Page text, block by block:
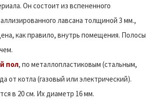
Он состоит из вспененного
лавсана толщиной 3 мм.,
как правило, внутрь помещения. Полосы
пол, по металлопластиковым (стальным,
от котла (газовый или электрический).
в 20 см. Их диаметр 16 мм.